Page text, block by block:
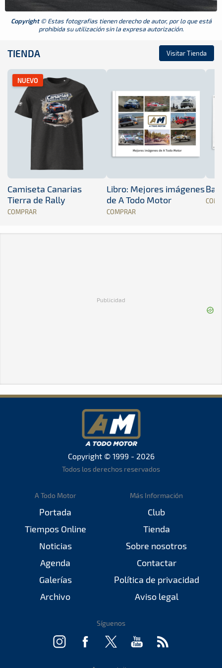
Copyright© Estas fotografias tienen derecho de autor, por lo que está
prohibida su utilización sin la expresa autorización.
TIENDA Visitar Tienda
NUEVO
Camiseta Canarias
Tierra de Rally
COMPRAR
Libro: Mejores imágenes
de A Todo Motor
COMPRAR
Publicidad
Copyright © 1999 - 2026
Todos los derechos reservados
A Todo Motor
Portada
Tiempos Online
Noticias
Agenda
Galerías
Archivo
Más Información
Club
Tienda
Sobre nosotros
Contactar
Política de privacidad
Aviso legal
Síguenos